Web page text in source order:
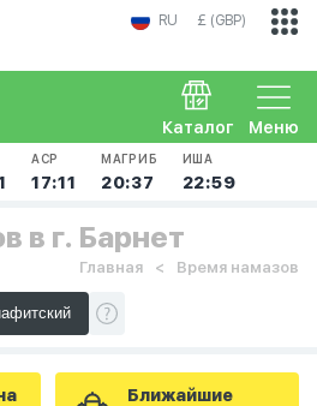
RU £ (GBP)
Меню
Каталог
АСР
17:11
МАГРИБ
20:37
ИША
22:59
в г. Барнет
Главная Время намазов
Ближайшие